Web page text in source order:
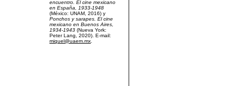
encuentro. El cine mexicano
en España, 1933-1948
(México: UNAM, 2016) y
Ponchos y sarapes. El cine
mexicano en Buenos Aires,
1934-1943 (Nueva York:
Peter Lang, 2020). E-mail:
miquel@uaem.mx